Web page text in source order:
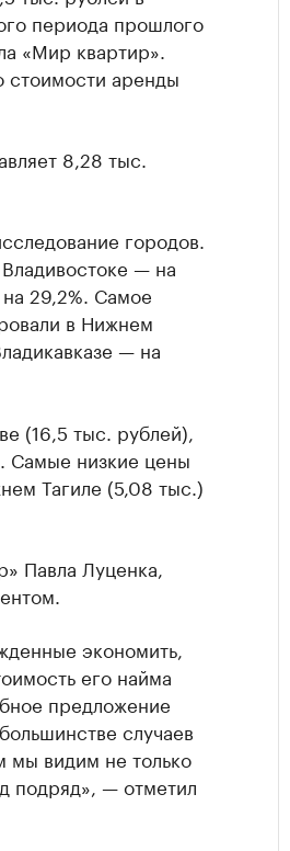
периода прошлого
«Мир квартир».
стоимости аренды
8,28 тыс.
городов.
— на
29,2%. Самое
в Нижнем
— на
(16,5 тыс. рублей),
Самые низкие цены
Тагиле (5,08 тыс.)
Павла Луценка,
экономить,
его найма
предложение
случаев
мы видим не только
подряд», — отметил